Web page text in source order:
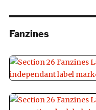
Fanzines